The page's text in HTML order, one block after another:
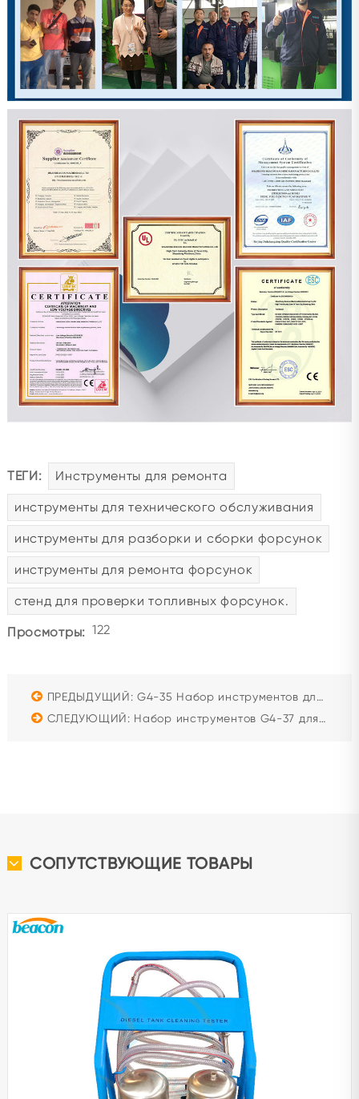
ТЕГИ: Инструменты для ремонта
инструменты для технического обслуживания
инструменты для разборки и сборки форсунок
инструменты для ремонта форсунок
стенд для проверки топливных форсунок.
Просмотры: 122
ПРЕДЫДУЩИЙ: G4-35 Набор инструментов для ремонта форсунок Cummins 16 предметов для 4307475
СЛЕДУЮЩИЙ: Набор инструментов G4-37 для разборки и измерения форсунок Cummins M11 (8 предметов)
СОПУТСТВУЮЩИЕ ТОВАРЫ